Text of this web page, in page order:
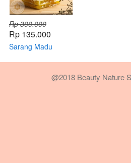
Rp 300.000
Rp 135.000
Sarang Madu
@2018 Beauty Nature